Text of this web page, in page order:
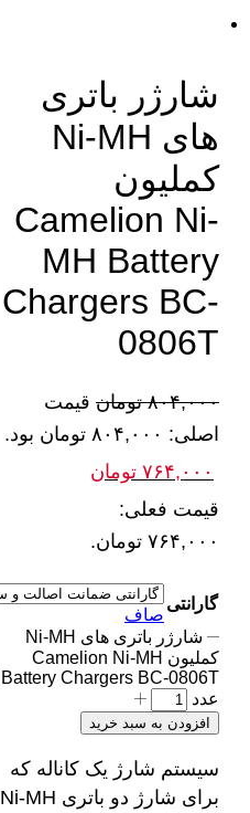
شارژر باتری
های Ni-MH
کملیون
Camelion Ni-
MH Battery
Chargers BC-
0806T
۸۰۴,۰۰۰ تومان قیمت
اصلی: ۸۰۴,۰۰۰ تومان بود.
۷۶۴,۰۰۰ تومان
قیمت فعلی:
۷۶۴,۰۰۰ تومان.
گارانتی
صاف
شارژر باتری های Ni-MH
کملیون Camelion Ni-MH
Battery Chargers BC-0806T
عدد
افزودن به سبد خرید
سیستم شارژ یک کاناله که
برای شارژ دو باتری Ni-MH